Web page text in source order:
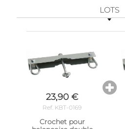
LOTS
23,90 €
Ref. KBT-0169
Crochet pour